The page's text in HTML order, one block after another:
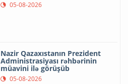
05-08-2026
Nazir Qazaxıstanın Prezident
Administrasiyası rəhbərinin
müavini ilə görüşüb
05-08-2026